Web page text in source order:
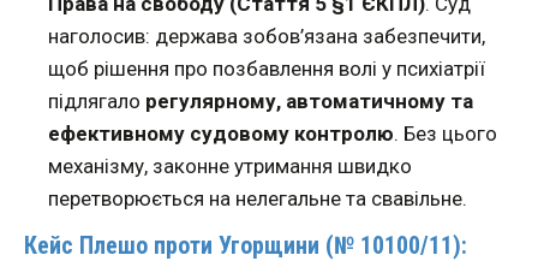
наголосив: держава зобов’язана забезпечити,
щоб рішення про позбавлення волі у психіатрії
підлягало регулярному, автоматичному та
ефективному судовому контролю. Без цього
механізму, законне утримання швидко
перетворюється на нелегальне та свавільне.
Кейс Плешо проти Угорщини (№ 10100/11):